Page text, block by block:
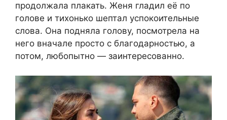
продолжала плакать. Женя гладил её по
голове и тихонько шептал успокоительные
слова. Она подняла голову, посмотрела на
него вначале просто с благодарностью, а
потом, любопытно — заинтересованно.